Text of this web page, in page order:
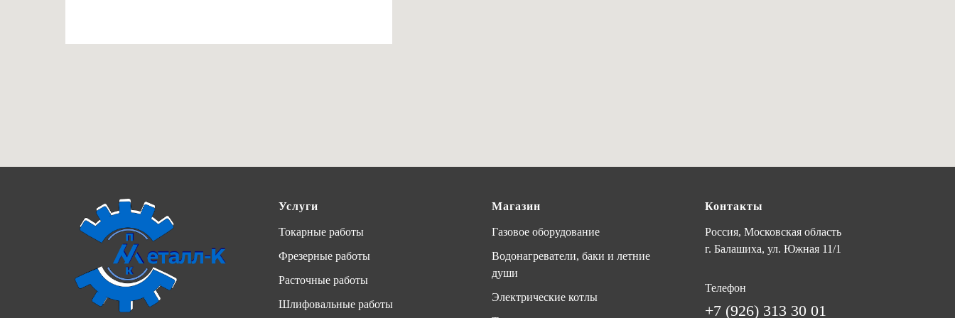
Услуги
Токарные работы
Фрезерные работы
Расточные работы
Шлифовальные работы
Магазин
Газовое оборудование
Водонагреватели, баки и летние
души
Электрические котлы
Контакты
Россия, Московская область
г. Балашиха, ул. Южная 11/1
Телефон
+7 (926) 313 30 01